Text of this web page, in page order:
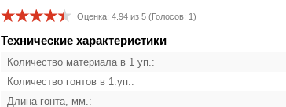
Оценка: 4.94 из 5 (Голосов: 1)
Технические характеристики
Количество материала в 1 уп.:
Количество гонтов в 1.уп.:
Длина гонта, мм.: